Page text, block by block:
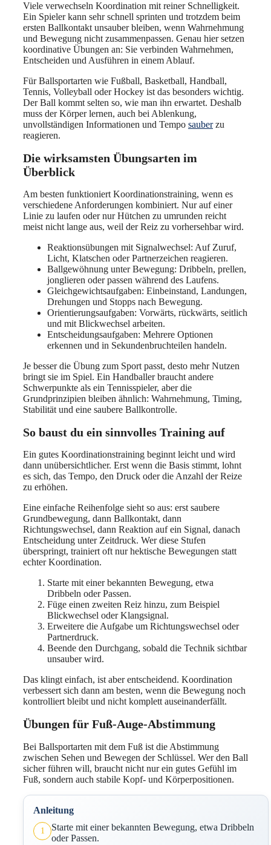
Viele verwechseln Koordination mit reiner Schnelligkeit.
Ein Spieler kann sehr schnell sprinten und trotzdem beim
ersten Ballkontakt unsauber bleiben, wenn Wahrnehmung
und Bewegung nicht zusammenpassen. Genau hier setzen
koordinative Übungen an: Sie verbinden Wahrnehmen,
Entscheiden und Ausführen in einem Ablauf.
Für Ballsportarten wie Fußball, Basketball, Handball,
Tennis, Volleyball oder Hockey ist das besonders wichtig.
Der Ball kommt selten so, wie man ihn erwartet. Deshalb
muss der Körper lernen, auch bei Ablenkung,
unvollständigen Informationen und Tempo sauberzu
reagieren.
Die wirksamsten Übungsarten im
Überblick
Am besten funktioniert Koordinationstraining, wenn es
verschiedene Anforderungen kombiniert. Nur auf einer
Linie zu laufen oder nur Hütchen zu umrunden reicht
meist nicht lange aus, weil der Reiz zu vorhersehbar wird.
Reaktionsübungen mit Signalwechsel: Auf Zuruf,
Licht, Klatschen oder Partnerzeichen reagieren.
Ballgewöhnung unter Bewegung: Dribbeln, prellen,
jonglieren oder passen während des Laufens.
Gleichgewichtsaufgaben: Einbeinstand, Landungen,
Drehungen und Stopps nach Bewegung.
Orientierungsaufgaben: Vorwärts, rückwärts, seitlich
und mit Blickwechsel arbeiten.
Entscheidungsaufgaben: Mehrere Optionen
erkennen und in Sekundenbruchteilen handeln.
Je besser die Übung zum Sport passt, desto mehr Nutzen
bringt sie im Spiel. Ein Handballer braucht andere
Schwerpunkte als ein Tennisspieler, aber die
Grundprinzipien bleiben ähnlich: Wahrnehmung, Timing,
Stabilität und eine saubere Ballkontrolle.
So baust du ein sinnvolles Training auf
Ein gutes Koordinationstraining beginnt leicht und wird
dann unübersichtlicher. Erst wenn die Basis stimmt, lohnt
es sich, das Tempo, den Druck oder die Anzahl der Reize
zu erhöhen.
Eine einfache Reihenfolge sieht so aus: erst saubere
Grundbewegung, dann Ballkontakt, dann
Richtungswechsel, dann Reaktion auf ein Signal, danach
Entscheidung unter Zeitdruck. Wer diese Stufen
überspringt, trainiert oft nur hektische Bewegungen statt
echter Koordination.
Starte mit einer bekannten Bewegung, etwa
Dribbeln oder Passen.
Füge einen zweiten Reiz hinzu, zum Beispiel
Blickwechsel oder Klangsignal.
Erweitere die Aufgabe um Richtungswechsel oder
Partnerdruck.
Beende den Durchgang, sobald die Technik sichtbar
unsauber wird.
Das klingt einfach, ist aber entscheidend. Koordination
verbessert sich dann am besten, wenn die Bewegung noch
kontrolliert bleibt und nicht komplett auseinanderfällt.
Übungen für Fuß-Auge-Abstimmung
Bei Ballsportarten mit dem Fuß ist die Abstimmung
zwischen Sehen und Bewegen der Schlüssel. Wer den Ball
sicher führen will, braucht nicht nur ein gutes Gefühl im
Fuß, sondern auch stabile Kopf- und Körperpositionen.
Anleitung
1
Starte mit einer bekannten Bewegung, etwa Dribbeln
oder Passen.